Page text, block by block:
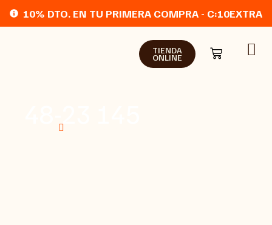
10% DTO. EN TU PRIMERA COMPRA - C:10EXTRA
TIENDA
ONLINE